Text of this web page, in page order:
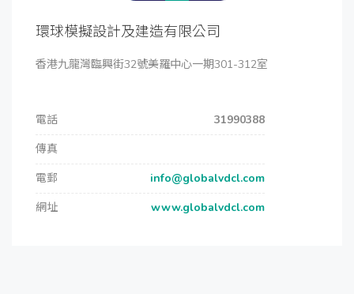
環球模擬設計及建造有限公司
香港九龍灣臨興街32號美羅中心一期301-312室
電話
31990388
傳真
電郵
info@globalvdcl.com
網址
www.globalvdcl.com